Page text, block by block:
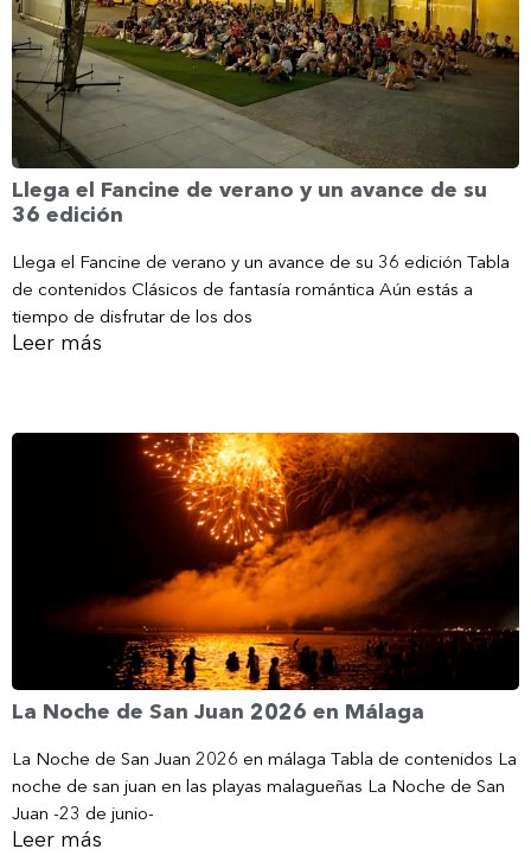
Llega el Fancine de verano y un avance de su
36 edición
Llega el Fancine de verano y un avance de su 36 edición Tabla
de contenidos Clásicos de fantasía romántica Aún estás a
tiempo de disfrutar de los dos
Leer más
La Noche de San Juan 2026 en Málaga
La Noche de San Juan 2026 en málaga Tabla de contenidos La
noche de san juan en las playas malagueñas La Noche de San
Juan -23 de junio-
Leer más